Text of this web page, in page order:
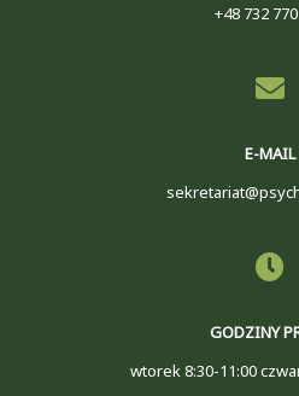
+48 732
E-MAIL
GODZINY
wtorek 8:30-11:00